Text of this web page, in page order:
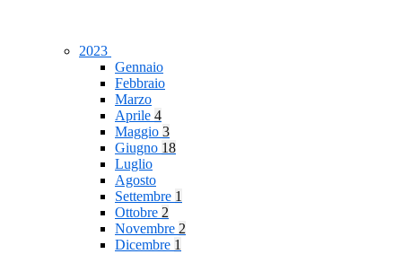
2023
Gennaio
Febbraio
Marzo
Aprile 4
Maggio 3
Giugno 18
Luglio
Agosto
Settembre 1
Ottobre 2
Novembre 2
Dicembre 1